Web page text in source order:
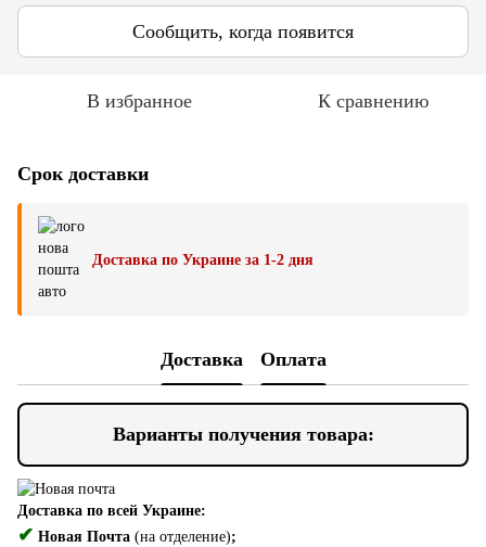
Сообщить, когда появится
В избранное К сравнению
Срок доставки
Доставка по Украине за 1-2 дня
Доставка Оплата
Варианты получения товара:
Доставка по всей Украине:
✔ Новая Почта (на отделение);